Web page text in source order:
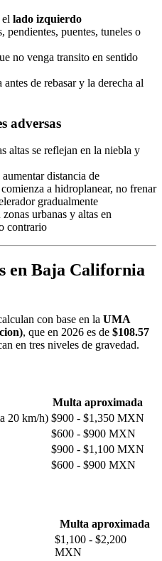
lado izquierdo
pendientes, puentes, tuneles o
no venga transito en sentido
de rebasar y la derecha al
adversas
altas se reflejan en la niebla y
distancia de
a hidroplanear, no frenar
gradualmente
urbanas y altas en
contrario
en Baja California
con base en la UMA
, que en 2026 es de $108.57
en tres niveles de gravedad.
Multa aproximada
20 km/h) $900 - $1,350 MXN
$600 - $900 MXN
$900 - $1,100 MXN
$600 - $900 MXN
Multa aproximada
$1,100 - $2,200
MXN